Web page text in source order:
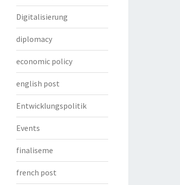
Digitalisierung
diplomacy
economic policy
english post
Entwicklungspolitik
Events
finaliseme
french post